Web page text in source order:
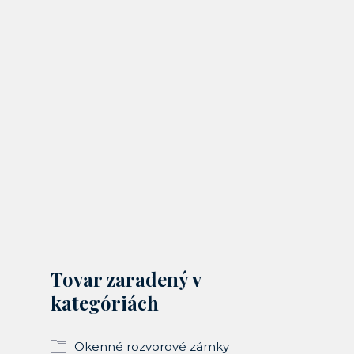
Tovar zaradený v
kategóriách
Okenné rozvorové zámky